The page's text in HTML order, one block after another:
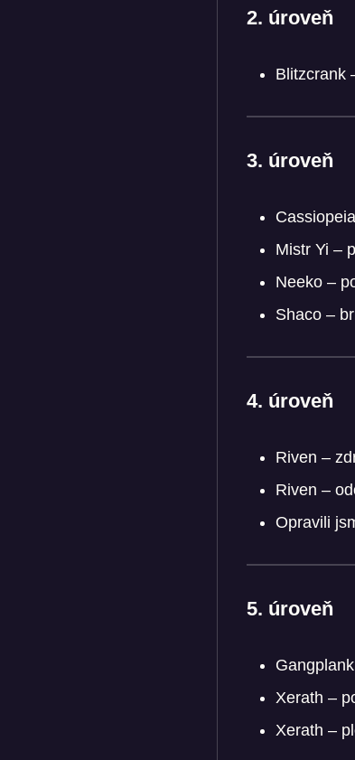
2. úroveň
Blitzcrank
3. úroveň
Mistr Yi –
Neeko –
Shaco –
4. úroveň
Riven –
Riven –
Opravili
5. úroveň
Xerath –
Xerath –